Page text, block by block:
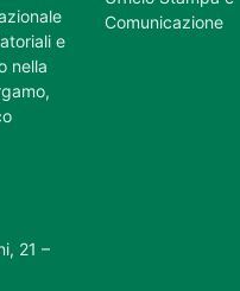
e
nella
21 –
Comunicazione